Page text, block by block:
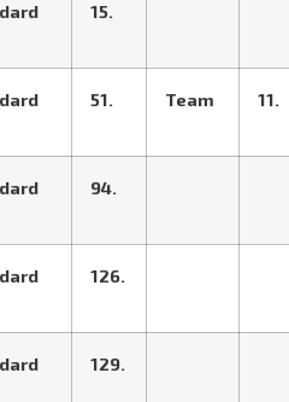
15.
51. Team 11.
94.
126.
129.